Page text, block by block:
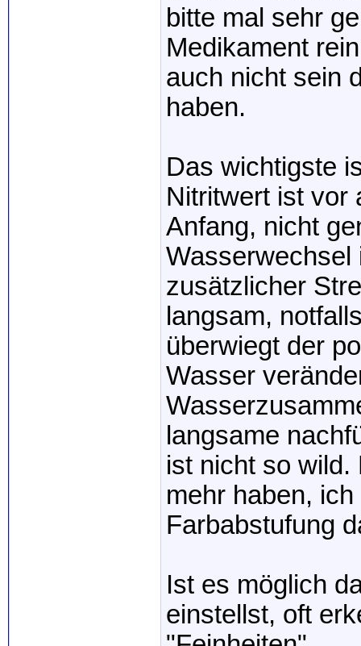
bitte mal sehr
Medikament
auch nicht sein
haben.
Das wichtigste
Nitritwert ist vor
Anfang, nicht
Wasserwechsel
zusätzlicher
langsam,
überwiegt der
Wasser
langsame
ist nicht so wild.
mehr haben,
Farbabstufung
Ist es möglich
einstellst, oft